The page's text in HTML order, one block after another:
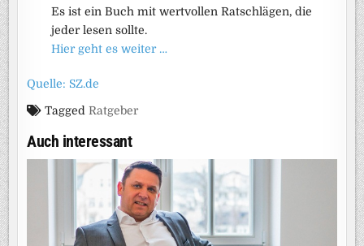
Es ist ein Buch mit wertvollen Ratschlägen, die
jeder lesen sollte.
Hier geht es weiter …
Quelle: SZ.de
TaggedRatgeber
Auch interessant